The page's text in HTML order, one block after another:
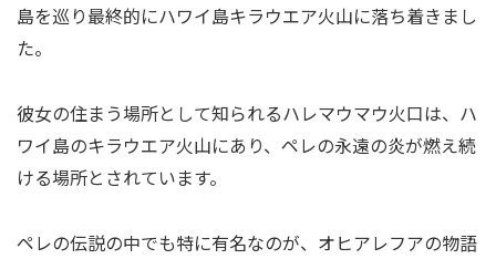
島を巡り最終的にハワイ島キラウエア火山に落ち着きまし
た。
彼女の住まう場所として知られるハレマウマウ火口は、ハ
ワイ島のキラウエア火山にあり、ペレの永遠の炎が燃え続
ける場所とされています。
ペレの伝説の中でも特に有名なのが、オヒアレフアの物語